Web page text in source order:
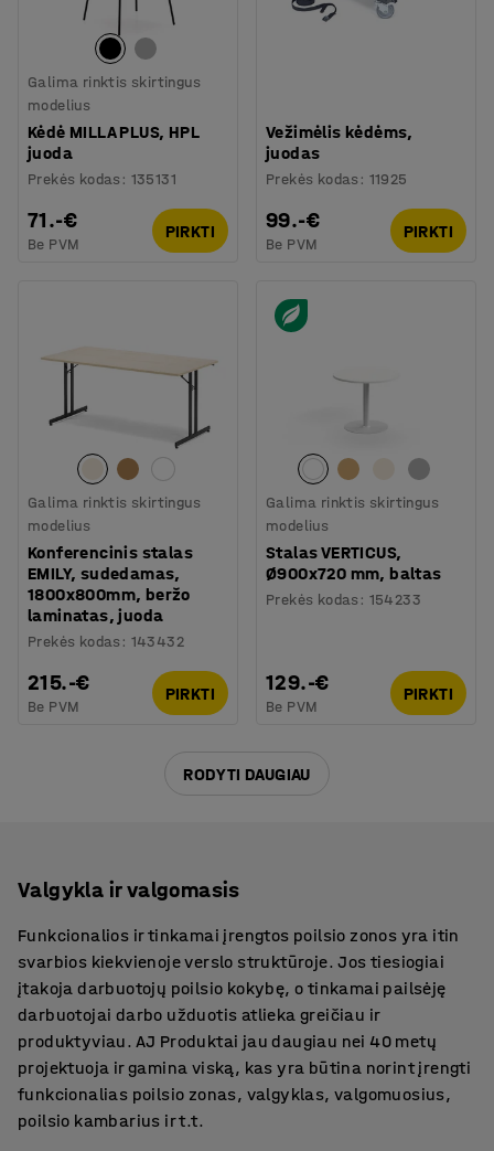
Galima rinktis skirtingus
modelius
Kėdė MILLA PLUS, HPL
juoda
Prekės kodas : 135131
71.-€
Be PVM
PIRKTI
Vežimėlis kėdėms,
juodas
Prekės kodas : 11925
99.-€
Be PVM
PIRKTI
Galima rinktis skirtingus
modelius
Konferencinis stalas
EMILY, sudedamas,
1800x800mm, beržo
laminatas, juoda
Prekės kodas : 143432
215.-€
Be PVM
PIRKTI
Galima rinktis skirtingus
modelius
Stalas VERTICUS,
Ø900x720 mm, baltas
Prekės kodas : 154233
129.-€
Be PVM
PIRKTI
RODYTI DAUGIAU
Valgykla ir valgomasis
Funkcionalios ir tinkamai įrengtos poilsio zonos yra itin
svarbios kiekvienoje verslo struktūroje. Jos tiesiogiai
įtakoja darbuotojų poilsio kokybę, o tinkamai pailsėję
darbuotojai darbo užduotis atlieka greičiau ir
produktyviau. AJ Produktai jau daugiau nei 40 metų
projektuoja ir gamina viską, kas yra būtina norint įrengti
funkcionalias poilsio zonas, valgyklas, valgomuosius,
poilsio kambarius ir t.t.